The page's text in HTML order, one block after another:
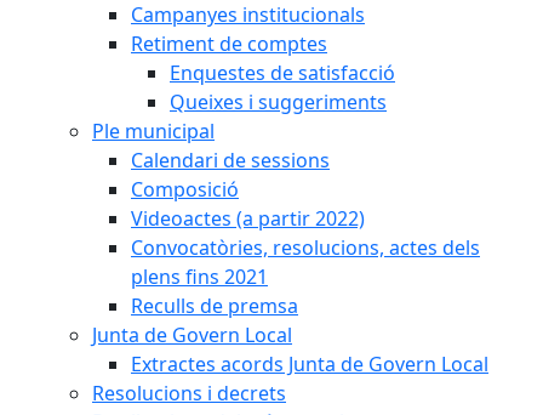
Campanyes institucionals
Retiment de comptes
Enquestes de satisfacció
Queixes i suggeriments
Ple municipal
Calendari de sessions
Composició
Videoactes (a partir 2022)
Convocatòries, resolucions, actes dels
plens fins 2021
Reculls de premsa
Junta de Govern Local
Extractes acords Junta de Govern Local
Resolucions i decrets